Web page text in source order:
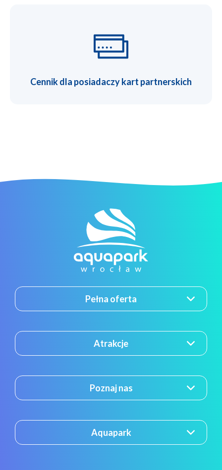
Cennik dla posiadaczy kart partnerskich
Pełna oferta
Atrakcje
Poznaj nas
Aquapark